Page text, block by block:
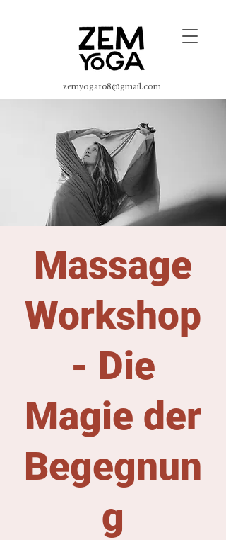
zemyoga108@gmail.com
Massage
Workshop
- Die
Magie der
Begegnun
g